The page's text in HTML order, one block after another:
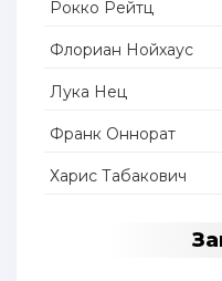
Рокко Рейтц
Флориан Нойхаус
Лука Нец
Франк Оннорат
Харис Табакович